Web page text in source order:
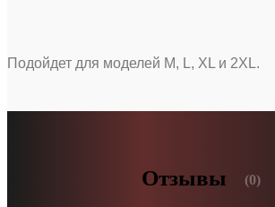
Подойдет для моделей M, L, XL и 2XL.
Отзывы (0)